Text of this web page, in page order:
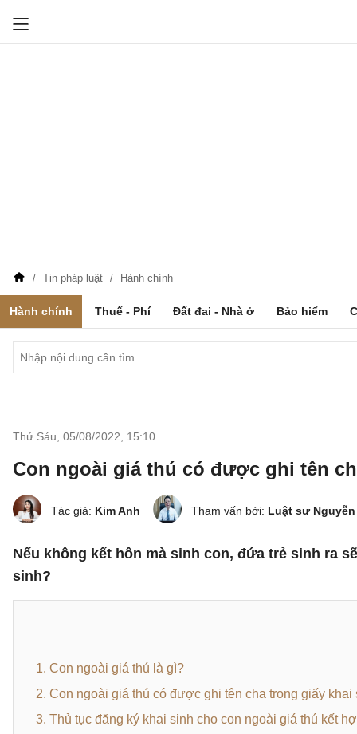
Tin pháp luật Hành chính
Hành chính Thuế - Phí Đất đai - Nhà ở Bảo hiểm
Thứ Sáu, 05/08/2022 15:10
Con ngoài giá thú có được ghi tên
Tác giả: Kim Anh Tham vấn bởi: Luật sư
Nếu không kết hôn mà sinh con, đứa trẻ sinh ra
sinh?
1. Con ngoài giá thú là gì?
2. Con ngoài giá thú có được ghi tên cha trong giấy khai
3. Thủ tục đăng ký khai sinh cho con ngoài giá thú kết